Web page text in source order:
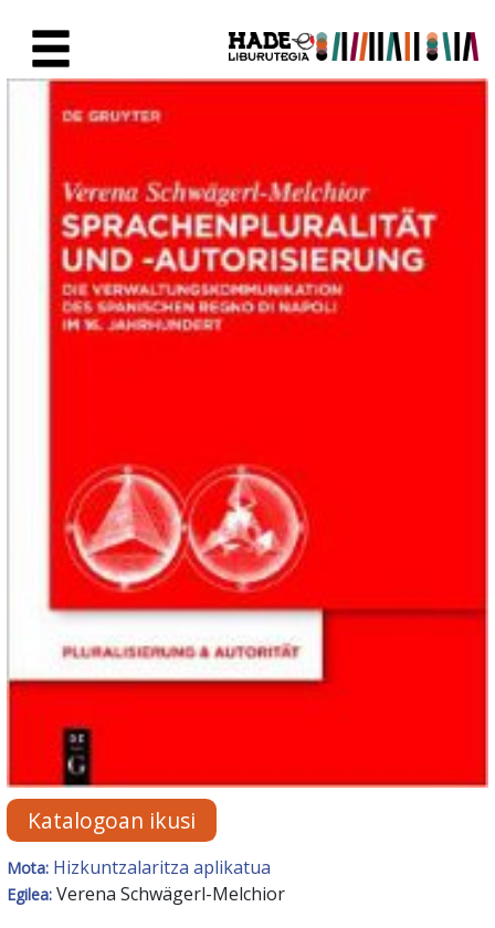
Eskuratu berriak Fitxa -
Katalogoan ikusi
Mota: Hizkuntzalaritza aplikatua
Egilea: Verena Schwägerl-Melchior